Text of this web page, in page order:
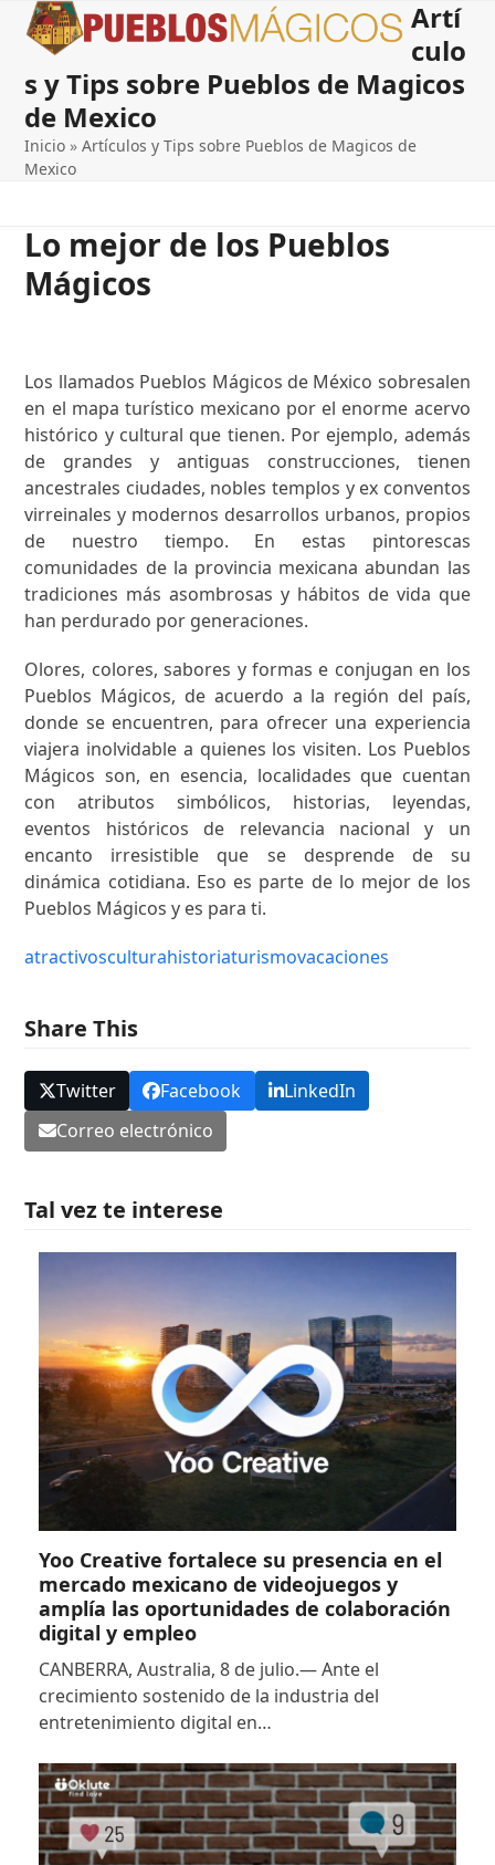
SkipOpen
mobile
menu
Close
mobile
menu
Artí
culo
s y Tips sobre Pueblos de Magicos
de Mexico
Inicio »Artículos y Tips sobre Pueblos de Magicos de
Mexico
Lo mejor de los Pueblos
Mágicos
Los llamados Pueblos Mágicos de México sobresalen
en el mapa turístico mexicano por el enorme acervo
histórico y cultural que tienen. Por ejemplo, además
de grandes y antiguas construcciones, tienen
ancestrales ciudades, nobles templos y ex conventos
virreinales y modernos desarrollos urbanos, propios
de nuestro tiempo. En estas pintorescas
comunidades de la provincia mexicana abundan las
tradiciones más asombrosas y hábitos de vida que
han perdurado por generaciones.
Olores, colores, sabores y formas e conjugan en los
Pueblos Mágicos, de acuerdo a la región del país,
donde se encuentren, para ofrecer una experiencia
viajera inolvidable a quienes los visiten. Los Pueblos
Mágicos son, en esencia, localidades que cuentan
con atributos simbólicos, historias, leyendas,
eventos históricos de relevancia nacional y un
encanto irresistible que se desprende de su
dinámica cotidiana. Eso es parte de lo mejor de los
Pueblos Mágicos y es para ti.
atractivosculturahistoriaturismovacaciones
Share This
Twitter Facebook
LinkedIn
Correo electrónico
Tal vez te interese
Yoo Creative fortalece su presencia en el
mercado mexicano de videojuegos y
amplía las oportunidades de colaboración
digital y empleo
CANBERRA, Australia, 8 de julio.— Ante el
crecimiento sostenido de la industria del
entretenimiento digital en…